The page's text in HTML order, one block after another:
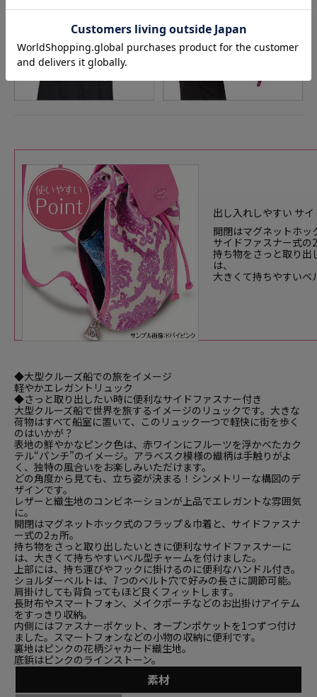
出し入れしやすい サ
開閉はマグネットホッ
サイドファスナー式の
持ち物をさっと取り出
は、
大きくて持ちやすい
◆大型クルーズ船での旅をイメージ
軽やかエレガントリュック
◆さっと取り出したい時に便利なサイドファスナー付き
大型クルーズ船で世界を旅するイメージのリュックです。大きな
荷物はすべて船室に置いて、このリュック一つで軽快に街を歩く
のはいかが？
表地の鮮やかなピンク色は、赤ワインにフルーツを浮かべたカク
テル“パンチ”のイメージ。アラベスク模様の織柄は手触りがよ
く、独特の風合いをお楽しみいただけます。
どの角度から見ても、立ち姿が決まる！シンメトリーな構図のデ
ザインです。
レザーと織生地のコンビネーションが上品でエレガントな雰囲気
に。
開閉はマグネットホック式のフラップ＆巾着と、サイドファスナ
ー式の2ヵ所。
持ち物をさっと取り出したいときに便利なサイドファスナーに
は、大きくて持ちやすいベル型チャームを付けました。
上部には、持ち運びやフックに掛けるのに便利なハンドル付き。
ショルダーベルトは、7つのベルト穴で好みの長さに調節可能。
肩掛けしても背負ってもほど良くフィットします。
長財布やスマートフォン、メイクポーチなどのお出掛けアイテム
をすっきり収納。
内側にはファスナーポケット、オープンポケットを1つずつ付け
ました。スマートフォンなどの小物の収納に便利です。
裏地はピンクの花柄ジャカード織生地。
底鋲はピンクのラインストーン。
素材